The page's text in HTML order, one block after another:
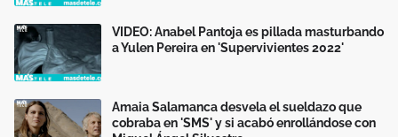
VIDEO: Anabel Pantoja es pillada masturbando
a Yulen Pereira en 'Supervivientes 2022'
Amaia Salamanca desvela el sueldazo que
cobraba en 'SMS' y si acabó enrollándose con